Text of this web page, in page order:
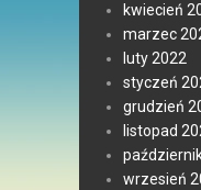
kwiecień
marzec
luty 2022
styczeń
grudzień
listopad
wrzesień